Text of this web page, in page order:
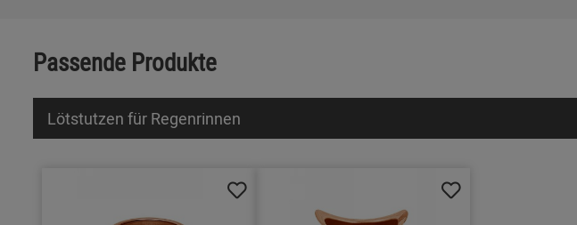
Passende Produkte
Lötstutzen für Regenrinnen